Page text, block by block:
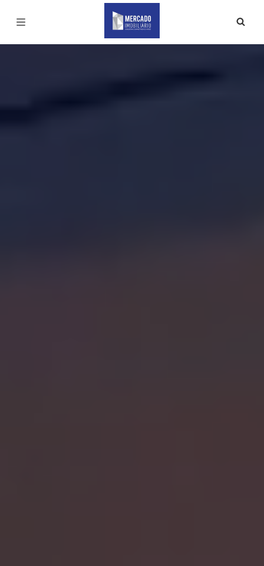
Página inicial